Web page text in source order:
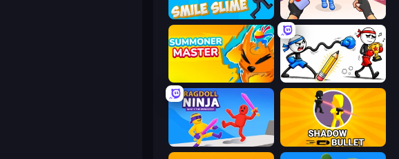
Smile Slime TNT Bomber
Summoner Master Doodle Smash
Ragdoll Ninja: Imposter Hero Shadow Bullet